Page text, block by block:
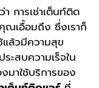
การเช่าเต็นท์ติด
ณเอื้อมถึง ซึ่งเราก็
แล้วมีความสุข
ะสบความเร็จใน
มาใช้บริการของ